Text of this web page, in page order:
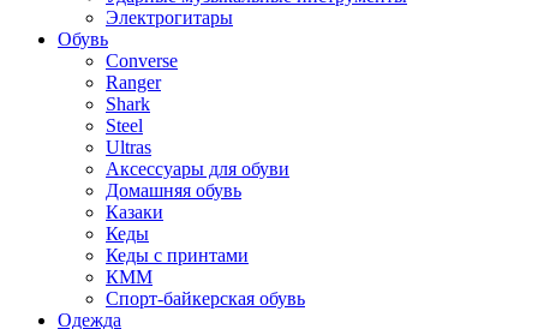
Электрогитары
Обувь
Converse
Ranger
Shark
Steel
Ultras
Аксессуары для обуви
Домашняя обувь
Казаки
Кеды
Кеды с принтами
КММ
Спорт-байкерская обувь
Одежда